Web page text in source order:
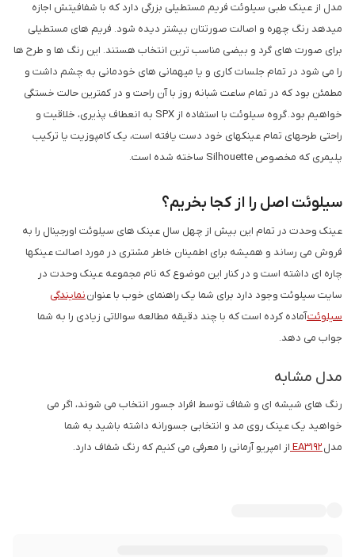
مدل از عینک طبی سیلوئت فریم مستطیلی بزرگی دارد که با شفافیتش اجازه
میدهد رنگ چهره و اصالت صورتتان بیشتر دیده شود. فریم های مستطیلی
برای صورت های گرد و بیضی مناسب ترین انتخاب هستند. این رنگ ها و طرح ها
را می شود در تمام جلسات کاری و یا میهمانی های خودمانی به چشم داشت و
مطمئن بود که در تمام ساعت شبانه روز با آن راحت و در کمترین حالت خستگی
خواهیم بود. گروه سیلوئت با استفاده از SPX به انعطاف پذیری، خلاقیت و
راحتی طرح­های تمام عینک­های خود دست یافته است، یک کامپوزیت یا ترکیب
پلیمری که مخصوص Silhouette ساخته شده است.
سیلوئت اصل را از کجا بخریم؟
عینک وحدت در تمام این بیش از چهل سال عینک های سیلوئت اورجینال را به
فروش می رساند و همیشه برای اطمینان خاطر مشتری در مورد اصالت عینکها
چاره ای داشته است و در کنار این موضوع که نام مجموعه عینک وحدت در
سایت سیلوئت وجود دارد برای شما یک راهنمای خوب با عنواننمایندگی
سیلوئتآماده کرده است که با چند دقیقه مطالعه سوالاتی زیادی را به شما
جواب می دهد.
مدل مشابه
رنگ های شیشه ای و شفاف توسط افراد جسور انتخاب می شوند، اگر می
خواهید یک عینک روی مد و انتخابی جسورانه داشته باشید به شما
مدلEA3192 از امپریو آرمانی را معرفی می کنیم که رنگ شفاف دارد.